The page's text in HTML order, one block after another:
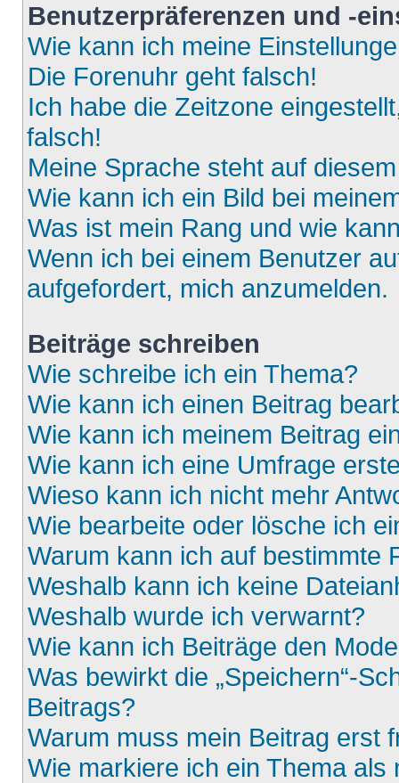
Benutzerpräferenzen und -
Wie kann ich meine
Die Forenuhr geht falsch!
Ich habe die Zeitzone
falsch!
Meine Sprache steht auf
Wie kann ich ein Bild bei
Was ist mein Rang und wie
Wenn ich bei einem Benutzer
aufgefordert, mich anzumelden.
Beiträge schreiben
Wie schreibe ich ein Thema?
Wie kann ich einen Beitrag
Wie kann ich meinem Beitrag
Wie kann ich eine Umfrage
Wieso kann ich nicht mehr
Wie bearbeite oder lösche ich
Warum kann ich auf bestimmte
Weshalb kann ich keine
Weshalb wurde ich verwarnt?
Wie kann ich Beiträge den
Was bewirkt die „Speichern“-
Beitrags?
Warum muss mein Beitrag erst
Wie markiere ich ein Thema als